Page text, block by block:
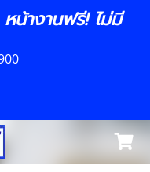
หน้างานฟรี! ไม่มี